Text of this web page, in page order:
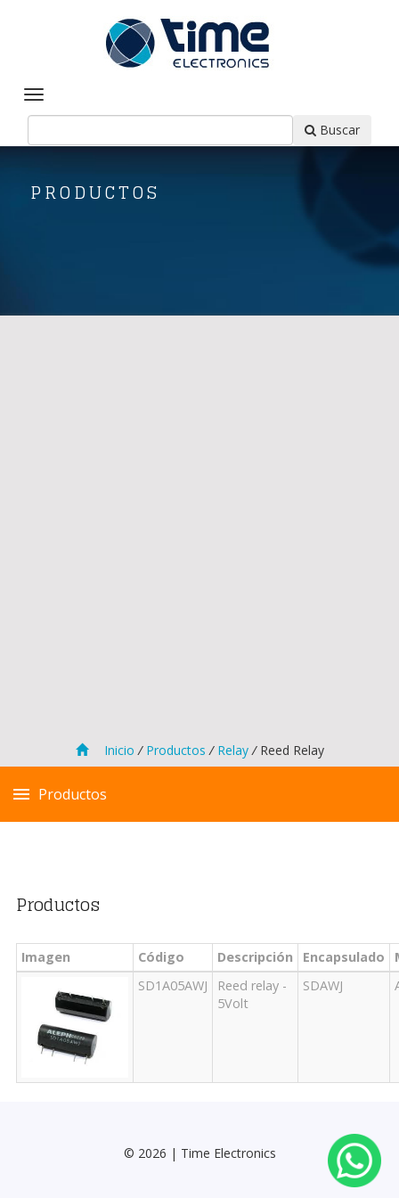
Buscar
PRODUCTOS
Inicio / Productos /Relay /Reed Relay
Productos
Productos
Imagen Código Descripción Encapsulado
SD1A05AWJ
Reed relay -
5Volt
SDAWJ
© 2026 | Time Electronics